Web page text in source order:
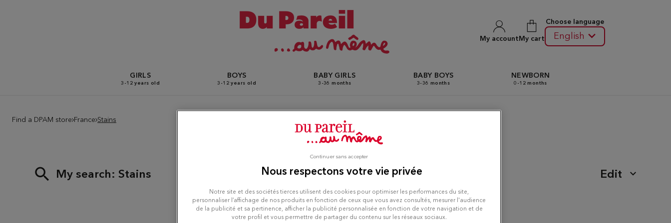
My account My cart
Choose language
English
GIRLS
3-12 years old
BOYS
3-12 years old
BABY GIRLS
3-36 months
BABY BOYS
3-36 months
NEWBORN
0-12 months
Find a DPAM store France Stains
Du Pareil Au Même stores in Stains
My search: Stains Edit
Nous respectons votre vie privée
Notre site et des sociétés tierces utilisent des cookies pour optimiser les performances du site,
personnaliser l’affichage de nos produits en fonction de ceux que vous avez consultés, mesurer l'audience
de la publicité et sa pertinence, afficher la publicité personnalisée en fonction de votre navigation et de
votre profil et vous permettre de partager du contenu sur les réseaux sociaux.
Continuer sans accepter